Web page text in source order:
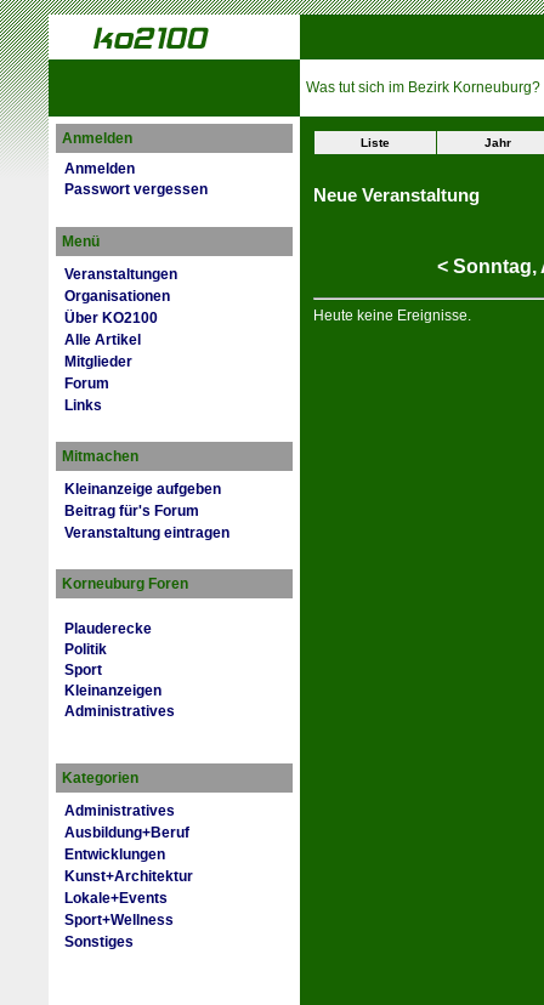
Was tut sich im Bezirk Korneuburg?
Anmelden
Anmelden
Passwort vergessen
Menü
Veranstaltungen
Organisationen
Über KO2100
Alle Artikel
Mitglieder
Forum
Links
Mitmachen
Kleinanzeige aufgeben
Beitrag für's Forum
Veranstaltung eintragen
Korneuburg Foren
Plauderecke
Politik
Sport
Kleinanzeigen
Administratives
Kategorien
Administratives
Ausbildung+Beruf
Entwicklungen
Kunst+Architektur
Lokale+Events
Sport+Wellness
Sonstiges
Liste Jahr
Neue Veranstaltung
<Sonntag,
Heute keine Ereignisse.